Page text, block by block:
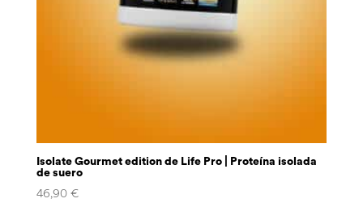
Isolate Gourmet edition de Life Pro | Proteína isolada
de suero
46,90 €